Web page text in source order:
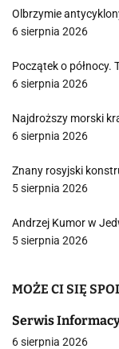
Olbrzymie
6 sierpnia 2026
Początek o północy.
6 sierpnia 2026
Najdroższy morski
6 sierpnia 2026
Znany rosyjski
5 sierpnia 2026
Andrzej Kumor w
5 sierpnia 2026
MOŻE CI SIĘ
Serwis
6 sierpnia 2026